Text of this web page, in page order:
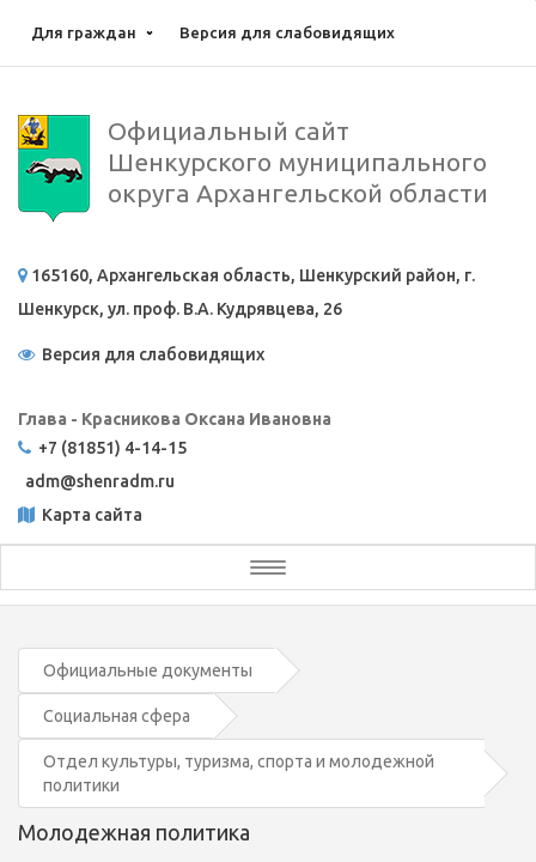
Для граждан Версия для слабовидящих
Официальный сайт
Шенкурского муниципального
округа Архангельской области
165160, Архангельская область, Шенкурский район, г.
Шенкурск, ул. проф. В.А. Кудрявцева, 26
Версия для слабовидящих
Глава - Красникова Оксана Ивановна
+7 (81851) 4-14-15
adm@shenradm.ru
Карта сайта
Toggle
navigation
Официальные документы
Социальная сфера
Отдел культуры, туризма, спорта и молодежной
политики
Молодежная политика